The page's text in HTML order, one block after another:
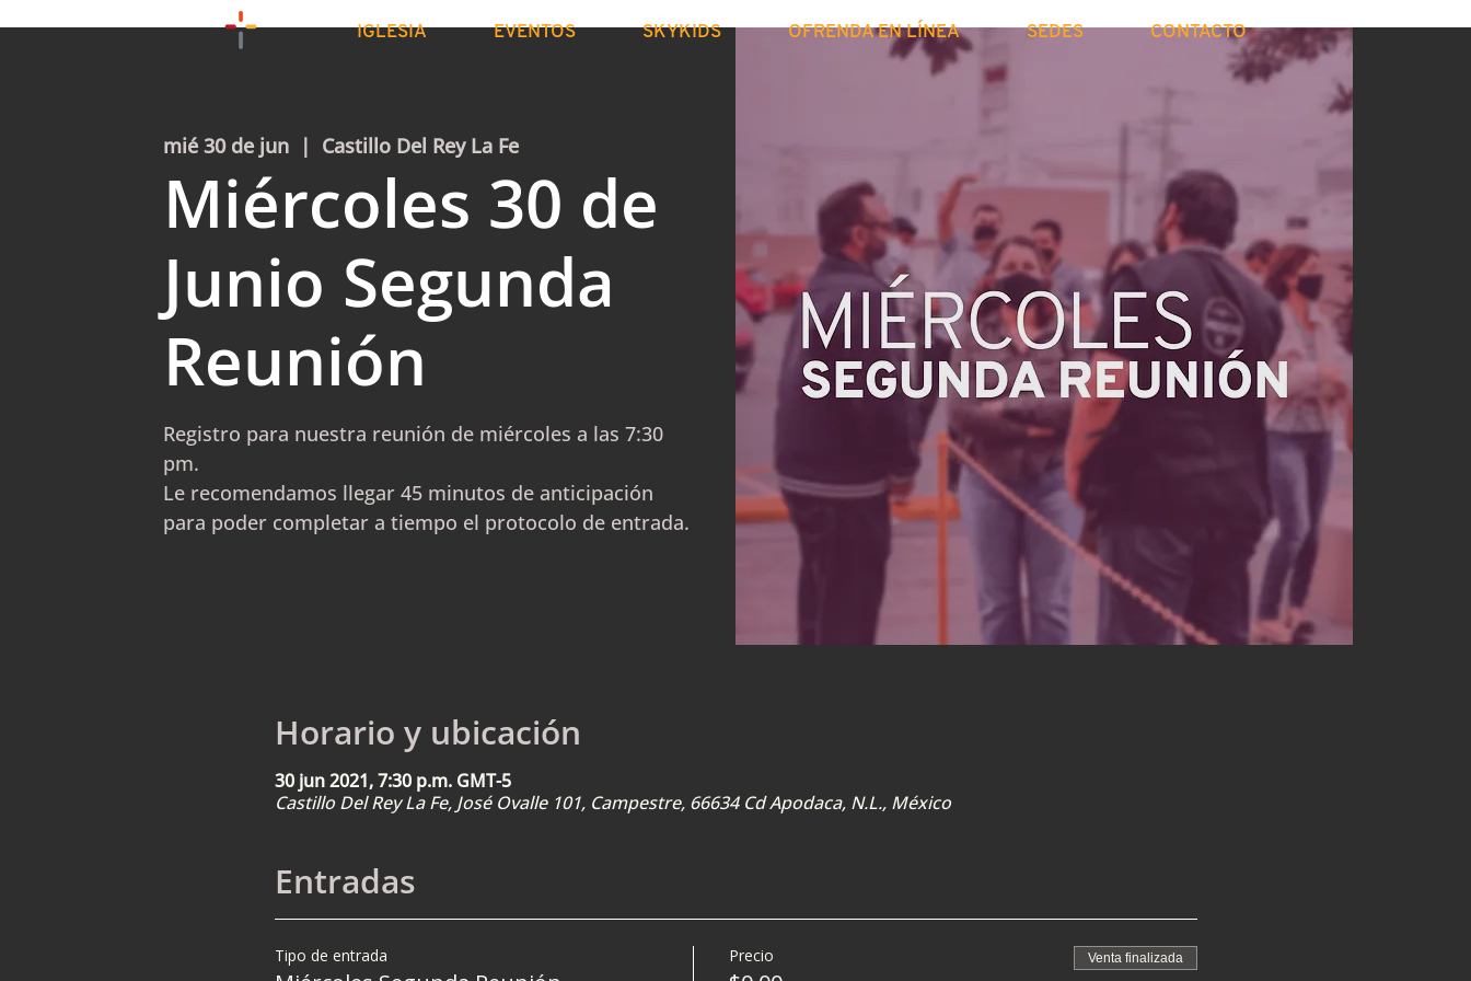
IGLESIA EVENTOS SKYKIDS OFRENDA EN LÍNEA SEDES CONTACTO
mié 30 de jun
  |
Castillo Del Rey La Fe
Miércoles 30 de
Junio Segunda
Reunión
Registro para nuestra reunión de miércoles a las 7:30
pm.
Le recomendamos llegar 45 minutos de anticipación
para poder completar a tiempo el protocolo de entrada.
Horario y ubicación
30 jun 2021, 7:30 p.m. GMT-5
Castillo Del Rey La Fe, José Ovalle 101, Campestre, 66634 Cd Apodaca, N.L., México
Entradas
Tipo de entrada Precio Venta finalizada